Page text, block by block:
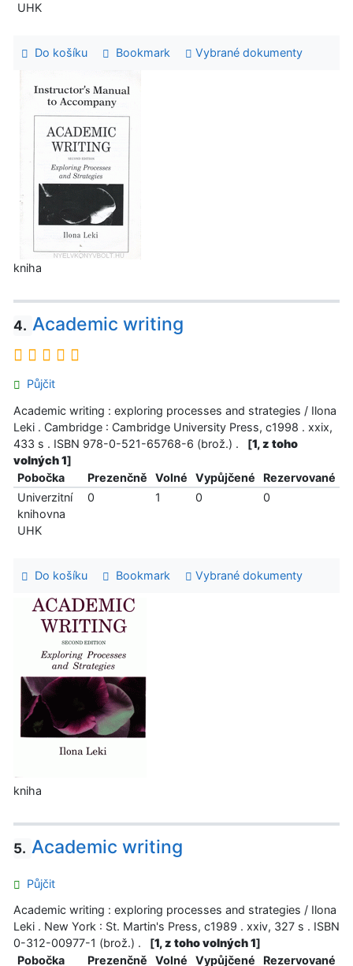
UHK
Do košíku Bookmark Vybrané dokumenty
kniha
4. Academic writing
Půjčit
Academic writing : exploring processes and strategies / Ilona
Leki . Cambridge : Cambridge University Press, c1998 . xxix,
433 s . ISBN 978-0-521-65768-6 (brož.) .
[1, z toho
volných 1]
Pobočka
Prezenčně Volné Vypůjčené
Rezervované
Univerzitní
knihovna
UHK
0 1 0 0
Do košíku Bookmark Vybrané dokumenty
kniha
5. Academic writing
Půjčit
Academic writing : exploring processes and strategies / Ilona
Leki . New York : St. Martin's Press, c1989 . xxiv, 327 s . ISBN
0-312-00977-1 (brož.) .
[1, z toho volných 1]
Pobočka
Prezenčně Volné Vypůjčené Rezervované